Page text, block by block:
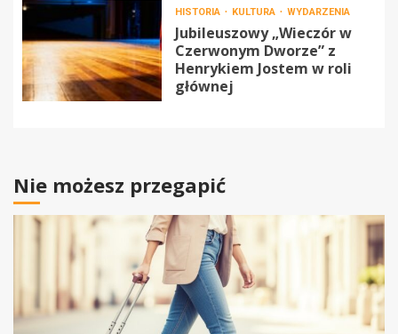
HISTORIA KULTURA WYDARZENIA
Jubileuszowy „Wieczór w
Czerwonym Dworze” z
Henrykiem Jostem w roli
głównej
Nie możesz przegapić